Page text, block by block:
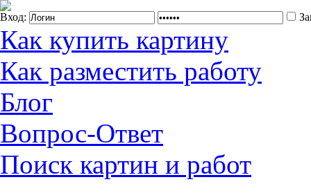
Вход:
Как купить картину
Как разместить работу
Блог
Вопрос-Ответ
Поиск картин и работ